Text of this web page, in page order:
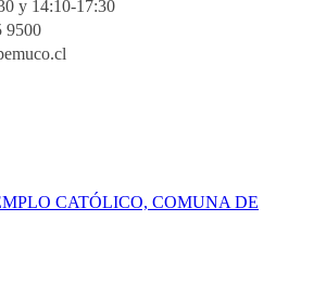
y 14:10-17:30
9500
CATÓLICO, COMUNA DE